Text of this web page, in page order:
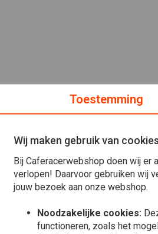
Toestemming
Wij maken gebruik van cookies
Bij Caferacerwebshop doen wij er
verlopen! Daarvoor gebruiken wij
jouw bezoek aan onze webshop.
Noodzakelijke cookies:
functioneren, zoals het